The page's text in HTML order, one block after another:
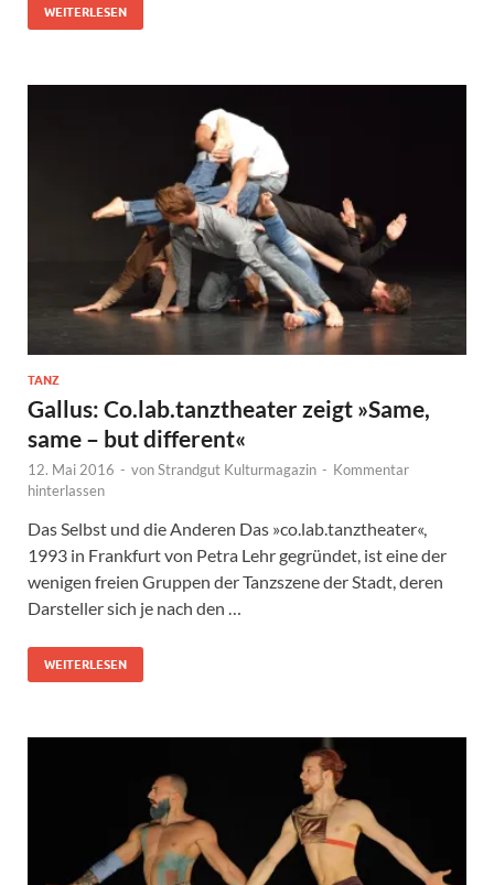
WEITERLESEN
TANZ
Gallus: Co.lab.tanztheater zeigt »Same,
same – but different«
12. Mai 2016 - vonStrandgut Kulturmagazin - Kommentar
hinterlassen
Das Selbst und die Anderen Das »co.lab.tanztheater«,
1993 in Frankfurt von Petra Lehr gegründet, ist eine der
wenigen freien Gruppen der Tanzszene der Stadt, deren
Darsteller sich je nach den …
WEITERLESEN